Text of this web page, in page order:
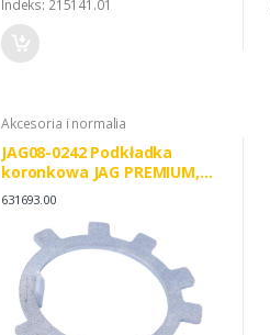
Indeks: 215141.01
Akcesoria i normalia
JAG08-0242 Podkładka
koronkowa JAG PREMIUM,
CLAAS 0006316930
631693.00